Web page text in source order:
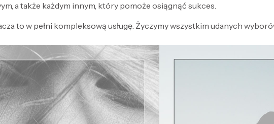
a także każdym innym, który pomoże osiągnąć sukces.
to w pełni kompleksową usługę. Życzymy wszystkim udanych